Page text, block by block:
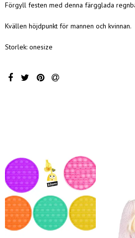
Förgyll festen med denna färgglada
Kvällen höjdpunkt för mannen och kvinnan.
Storlek: onesize